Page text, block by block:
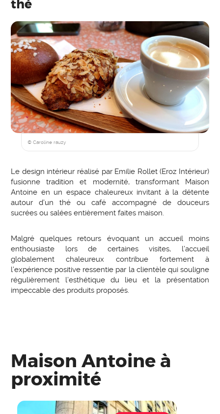
thé
© Caroline rauzy
Le design intérieur réalisé par Emilie Rollet (Eroz Intérieur)
fusionne tradition et modernité, transformant Maison
Antoine en un espace chaleureux invitant à la détente
autour d’un thé ou café accompagné de douceurs
sucrées ou salées entièrement faites maison.
Malgré quelques retours évoquant un accueil moins
enthousiaste lors de certaines visites, l’accueil
globalement chaleureux contribue fortement à
l’expérience positive ressentie par la clientèle qui souligne
régulièrement l’esthétique du lieu et la présentation
impeccable des produits proposés.
Maison Antoine à
proximité